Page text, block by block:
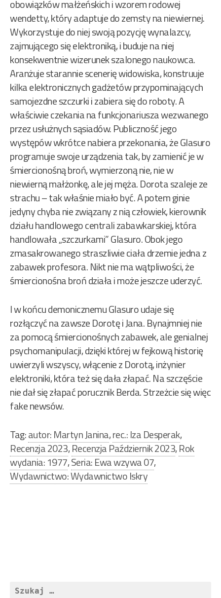
obowiązków małżeńskich i wzorem rodowej
wendetty, który adaptuje do zemsty na niewiernej.
Wykorzystuje do niej swoją pozycję wynalazcy,
zajmującego się elektroniką, i buduje na niej
konsekwentnie wizerunek szalonego naukowca.
Aranżuje starannie scenerię widowiska, konstruuje
kilka elektronicznych gadżetów przypominających
samojezdne szczurki i zabiera się do roboty. A
właściwie czekania na funkcjonariusza wezwanego
przez usłużnych sąsiadów. Publiczność jego
występów wkrótce nabiera przekonania, że Glasuro
programuje swoje urządzenia tak, by zamienić je w
śmiercionośną broń, wymierzoną nie, nie w
niewierną małżonkę, ale jej męża. Dorota szaleje ze
strachu – tak właśnie miało być. A potem ginie
jedyny chyba nie związany z nią człowiek, kierownik
działu handlowego centrali zabawkarskiej, która
handlowała „szczurkami” Glasuro. Obok jego
zmasakrowanego straszliwie ciała drzemie jedna z
zabawek profesora. Nikt nie ma wątpliwości, że
śmiercionośna broń działa i może jeszcze uderzyć.
I w końcu demonicznemu Glasuro udaje się
rozłączyć na zawsze Dorotę i Jana. Bynajmniej nie
za pomocą śmiercionośnych zabawek, ale genialnej
psychomanipulacji, dzięki której w fejkową historię
uwierzyli wszyscy, włącenie z Dorotą, inżynier
elektroniki, która też się dała złapać. Na szczęście
nie dał się złapać porucznik Berda. Strzeżcie się więc
fake newsów.
Tag:autor: Martyn Janina,rec.: Iza Desperak,
Recenzja 2023,Recenzja Październik 2023,Rok
wydania: 1977,Seria: Ewa wzywa 07,
Wydawnictwo: Wydawnictwo Iskry
Szukaj: